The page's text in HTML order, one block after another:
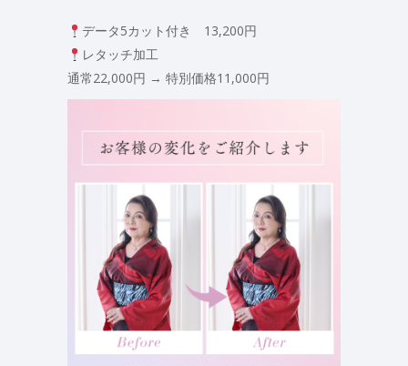
データ5カット付き 13,200円
レタッチ加工
通常22,000円 → 特別価格11,000円